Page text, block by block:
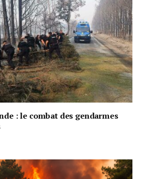
: le combat des gendarmes